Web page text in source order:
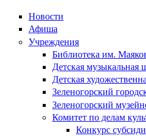
Новости
Афиша
Учреждения
Библиотека им.
Детская музыкальная
Детская
Зеленогорский
Зеленогорский
Комитет по делам
Конкурс